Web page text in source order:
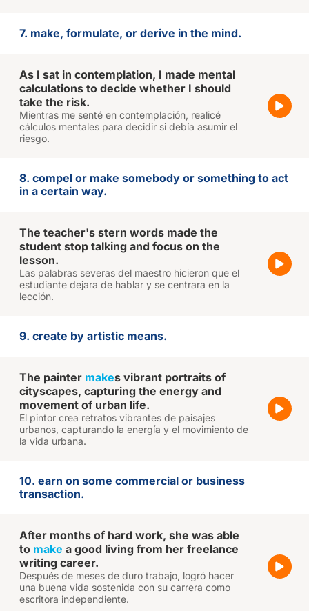
7. make, formulate, or derive in the mind.
As I sat in contemplation, I made mental
calculations to decide whether I should
take the risk.
Mientras me senté en contemplación, realicé
cálculos mentales para decidir si debía asumir el
riesgo.
8. compel or make somebody or something to act
in a certain way.
The teacher's stern words made the
student stop talking and focus on the
lesson.
Las palabras severas del maestro hicieron que el
estudiante dejara de hablar y se centrara en la
lección.
9. create by artistic means.
The painter makes vibrant portraits of
cityscapes, capturing the energy and
movement of urban life.
El pintor crea retratos vibrantes de paisajes
urbanos, capturando la energía y el movimiento de
la vida urbana.
10. earn on some commercial or business
transaction.
After months of hard work, she was able
to make a good living from her freelance
writing career.
Después de meses de duro trabajo, logró hacer
una buena vida sostenida con su carrera como
escritora independiente.